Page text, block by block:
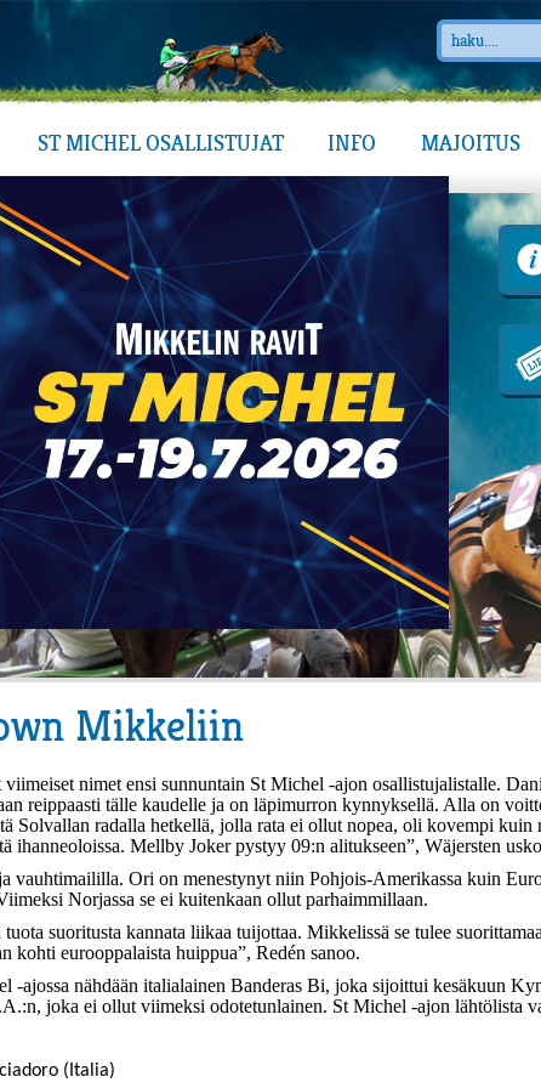
ST MICHEL OSALLISTUJAT INFO MAJOITUS
Mikkeliin
nimet ensi sunnuntain St Michel -ajon osallistujalistalle.
reippaasti tälle kaudelle ja on läpimurron kynnyksellä. Alla on
Solvallan radalla hetkellä, jolla rata ei ollut nopea, oli kovempi kuin
ihanneoloissa. Mellby Joker pystyy 09:n alitukseen”, Wäjersten
vauhtimaililla. Ori on menestynyt niin Pohjois-Amerikassa kuin
Norjassa se ei kuitenkaan ollut parhaimmillaan.
suoritusta kannata liikaa tuijottaa. Mikkelissä se tulee
kohti eurooppalaista huippua”, Redén sanoo.
-ajossa nähdään italialainen Banderas Bi, joka sijoittui kesäkuun
joka ei ollut viimeksi odotetunlainen. St Michel -ajon lähtölista
(Italia)